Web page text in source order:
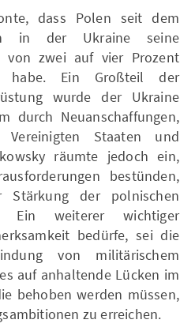
dass Polen seit dem
in der Ukraine seine
von zwei auf vier Prozent
habe. Ein Großteil der
wurde der Ukraine
durch Neuanschaffungen,
Staaten und
räumte jedoch ein,
bestünden,
Stärkung der polnischen
Ein weiterer wichtiger
bedürfe, sei die
von militärischem
auf anhaltende Lücken im
behoben werden müssen,
zu erreichen.